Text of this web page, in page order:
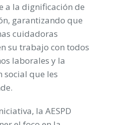
a la dignificación de
garantizando que
cuidadoras
su trabajo con todos
laborales y la
social que les
la AESPD